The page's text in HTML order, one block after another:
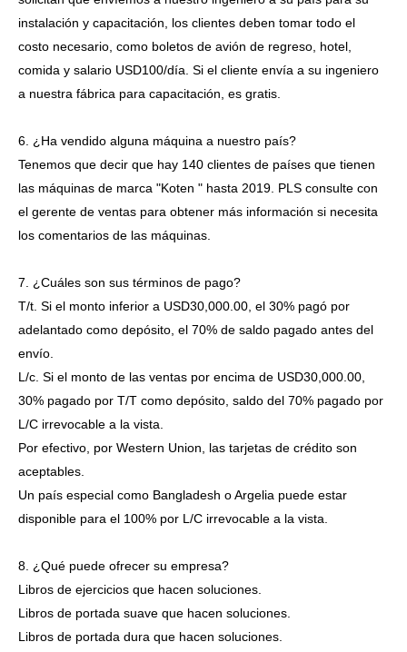
instalación y capacitación, los clientes deben tomar todo el
costo necesario, como boletos de avión de regreso, hotel,
comida y salario USD100/día. Si el cliente envía a su ingeniero
a nuestra fábrica para capacitación, es gratis.
6. ¿Ha vendido alguna máquina a nuestro país?
Tenemos que decir que hay 140 clientes de países que tienen
las máquinas de marca "Koten " hasta 2019. PLS consulte con
el gerente de ventas para obtener más información si necesita
los comentarios de las máquinas.
7. ¿Cuáles son sus términos de pago?
T/t. Si el monto inferior a USD30,000.00, el 30% pagó por
adelantado como depósito, el 70% de saldo pagado antes del
envío.
L/c. Si el monto de las ventas por encima de USD30,000.00,
30% pagado por T/T como depósito, saldo del 70% pagado por
L/C irrevocable a la vista.
Por efectivo, por Western Union, las tarjetas de crédito son
aceptables.
Un país especial como Bangladesh o Argelia puede estar
disponible para el 100% por L/C irrevocable a la vista.
8. ¿Qué puede ofrecer su empresa?
Libros de ejercicios que hacen soluciones.
Libros de portada suave que hacen soluciones.
Libros de portada dura que hacen soluciones.